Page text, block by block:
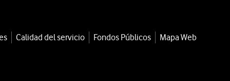
Calidad del servicio Fondos Públicos
Mapa Web